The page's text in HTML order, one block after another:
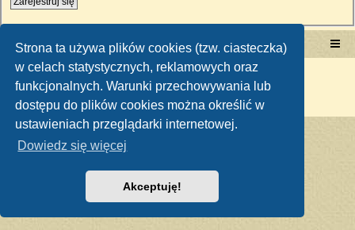
Strona ta używa plików cookies (tzw. ciasteczka)
w celach statystycznych, reklamowych oraz
funkcjonalnych. Warunki przechowywania lub
dostępu do plików cookies można określić w
ustawieniach przeglądarki internetowej.
Dowiedz się więcej
Akceptuję!
Portal RetroTRAKTOR.pl retrotraktor.pl/forum
Technologię dostarczaphpBB® Forum Software © phpBB Limited
Polski pakiet językowy dostarczaphpBB.pl
Zasady ochrony danych osobowych|Regulamin